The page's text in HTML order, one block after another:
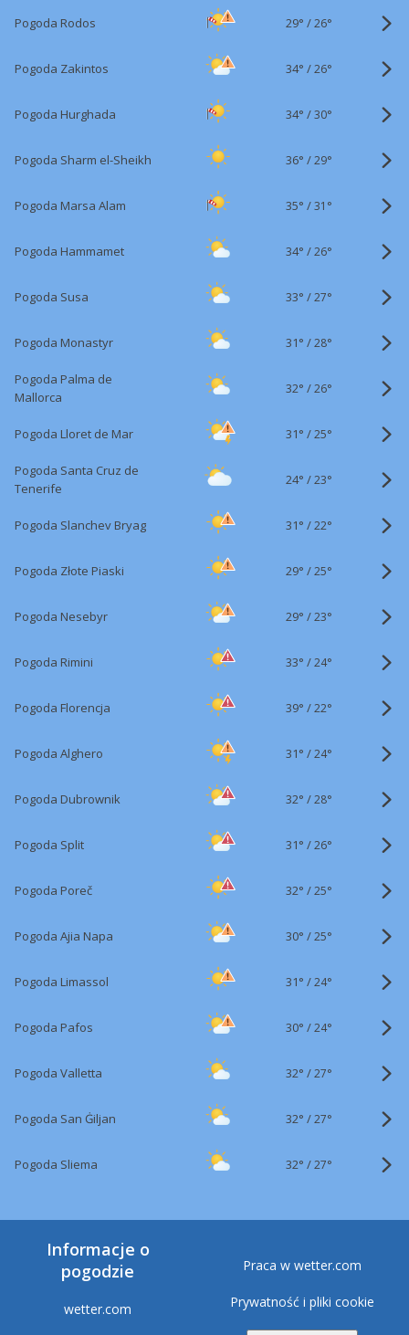
Pogoda Rodos 29° /26°
Pogoda Zakintos 34° /26°
Pogoda Hurghada 34° /30°
Pogoda Sharm el-Sheikh 36° /29°
Pogoda Marsa Alam 35° /31°
Pogoda Hammamet 34° /26°
Pogoda Susa 33° /27°
Pogoda Monastyr 31° /28°
Pogoda Palma de
Mallorca
32° /26°
Pogoda Lloret de Mar 31° /25°
Pogoda Santa Cruz de
Tenerife
24° /23°
Pogoda Slanchev Bryag 31° /22°
Pogoda Złote Piaski 29° /25°
Pogoda Nesebyr 29° /23°
Pogoda Rimini 33° /24°
Pogoda Florencja 39° /22°
Pogoda Alghero 31° /24°
Pogoda Dubrownik 32° /28°
Pogoda Split 31° /26°
Pogoda Poreč 32° /25°
Pogoda Ajia Napa 30° /25°
Pogoda Limassol 31° /24°
Pogoda Pafos 30° /24°
Pogoda Valletta 32° /27°
Pogoda San Ġiljan 32° /27°
Pogoda Sliema 32° /27°
Informacje o
pogodzie
wetter.com
Praca w wetter.com
Prywatność i pliki cookie